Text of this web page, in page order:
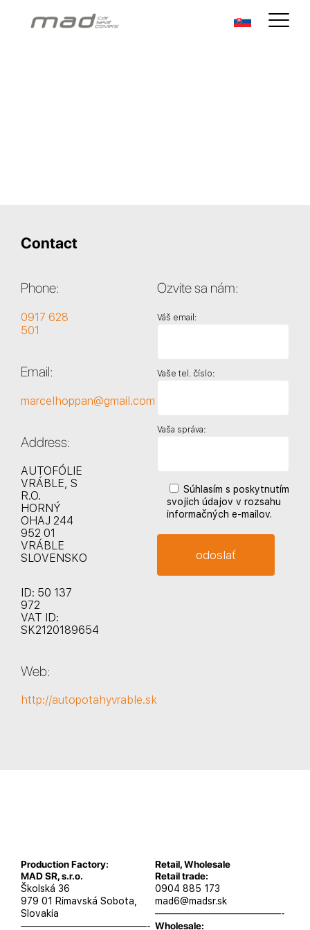
Contact
Phone:
0917 628
501
Email:
marcelhoppan@gmail.com
Address:
AUTOFÓLIE
VRÁBLE, S
R.O.
HORNÝ
OHAJ 244
952 01
VRÁBLE
SLOVENSKO
ID: 50 137
972
VAT ID:
SK2120189654
Web:
http://autopotahyvrable.sk
Ozvite sa nám:
Váš email:
Vaše tel. číslo:
Vaša správa:
Súhlasím s poskytnutím
svojich údajov v rozsahu
informačných e-mailov.
Production Factory:
MAD SR, s.r.o.
Školská 36
979 01 Rimavská Sobota,
Slovakia
—————————————-
Retail, Wholesale
Retail trade:
0904 885 173
mad6@madsr.sk
—————————————-
Wholesale: